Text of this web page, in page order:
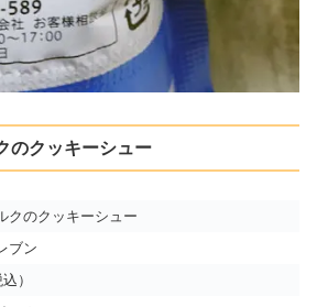
のクッキーシュー
クのクッキーシュー
ブン
）